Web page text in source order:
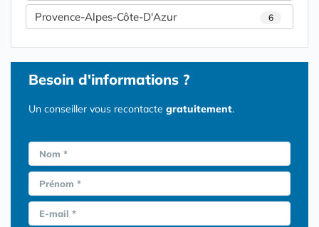
Provence-Alpes-Côte-D'Azur 6
Besoin d'informations ?
Un conseiller vous recontacte gratuitement.
Nom *
Prénom *
E-mail *